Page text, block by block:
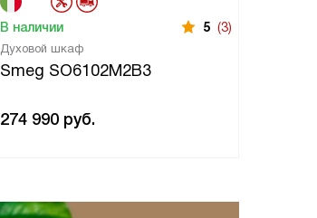
В наличии 5 (3)
Духовой шкаф
Smeg SO6102M2B3
274 990 руб.